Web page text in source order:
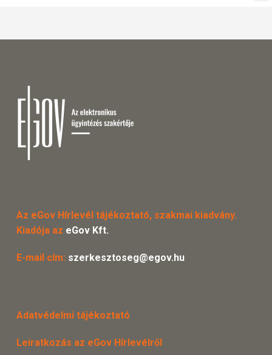
Az eGov Hírlevél tájékoztató, szakmai kiadvány.
Kiadója az eGov Kft.
E-mail cím: szerkesztoseg@egov.hu
Adatvédelmi tájékoztató
Leiratkozás az eGov Hírlevélről